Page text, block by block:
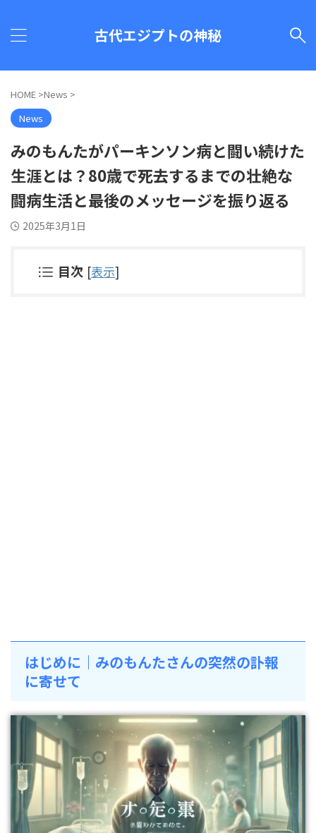
古代エジプトの神秘
HOME >News >
News
みのもんたがパーキンソン病と闘い続けた
生涯とは？80歳で死去するまでの壮絶な
闘病生活と最後のメッセージを振り返る
2025年3月1日
目次 [表示]
はじめに｜みのもんたさんの突然の訃報
に寄せて